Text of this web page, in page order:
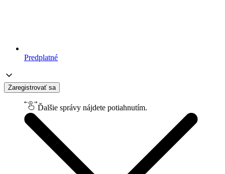
Predplatné
Zaregistrovať sa
Ďalšie správy nájdete potiahnutím.